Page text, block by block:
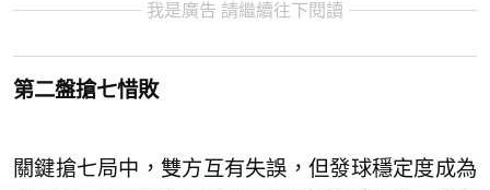
我是廣告 請繼續往下閱讀
第二盤搶七惜敗
關鍵搶七局中，雙方互有失誤，但發球穩定度成為